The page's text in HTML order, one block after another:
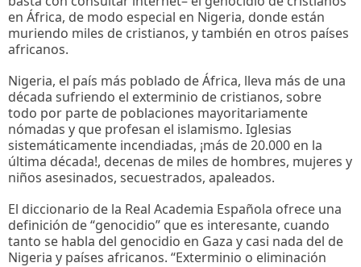
en África, de modo especial en Nigeria, donde están
muriendo miles de cristianos, y también en otros países
africanos.
Nigeria, el país más poblado de África, lleva más de una
década sufriendo el exterminio de cristianos, sobre
todo por parte de poblaciones mayoritariamente
nómadas y que profesan el islamismo. Iglesias
sistemáticamente incendiadas, ¡más de 20.000 en la
última década!, decenas de miles de hombres, mujeres y
niños asesinados, secuestrados, apaleados.
El diccionario de la Real Academia Española ofrece una
definición de “genocidio” que es interesante, cuando
tanto se habla del genocidio en Gaza y casi nada del de
Nigeria y países africanos. “Exterminio o eliminación